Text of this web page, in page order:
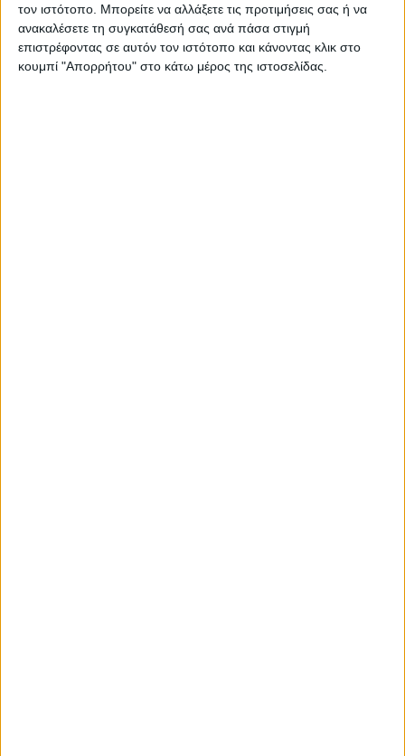
τον ιστότοπο. Μπορείτε να αλλάξετε τις προτιμήσεις σας ή να
ανακαλέσετε τη συγκατάθεσή σας ανά πάσα στιγμή
επιστρέφοντας σε αυτόν τον ιστότοπο και κάνοντας κλικ στο
κουμπί "Απορρήτου" στο κάτω μέρος της ιστοσελίδας.
Επικαιρότητα Παρασκευή 14.11.2025 Τελ. εν. 17:30